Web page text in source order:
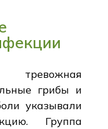
грибы и
указывали
Группа